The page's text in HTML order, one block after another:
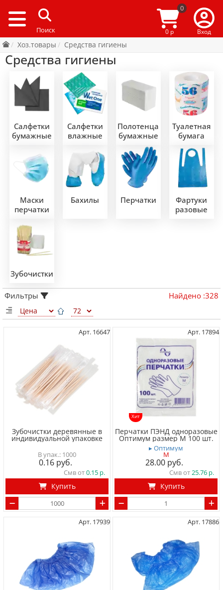
0
0 р Вход
Хоз.товары Средства гигиены
Средства гигиены
Салфетки
бумажные
Салфетки
влажные
Полотенца
бумажные
Туалетная
бумага
Маски
перчатки
Бахилы Перчатки
Фартуки
разовые
Зубочистки
Фильтры Найдено :328
Арт. 16647
Зубочистки деревянные в
индивидуальной упаковке
1000
0.16
Смв от0.15
Купить
Арт. 17894
Хит
Перчатки ПЭНД одноразовые
Оптимум размер M 100 шт.
▸ Оптимум
M
28.00
Смв от25.76
Купить
Арт. 17939 Арт. 17886